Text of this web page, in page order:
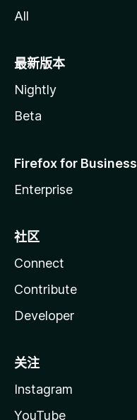
All
最新版本
Nightly
Beta
Firefox for Business
Enterprise
社区
Connect
Contribute
Developer
关注
Instagram
YouTube